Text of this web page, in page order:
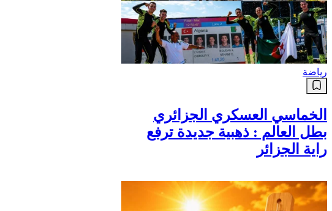
رياضة
الخماسي العسكري الجزائري
بطل العالم : ذهبية جديدة ترفع
راية الجزائر